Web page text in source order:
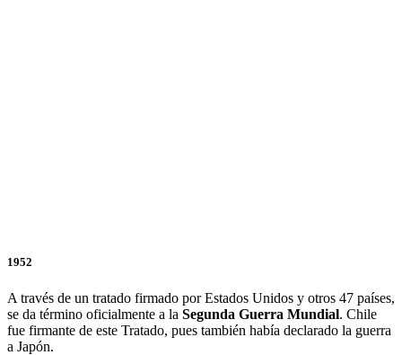
1952
A través de un tratado firmado por Estados Unidos y otros 47 países,
se da término oficialmente a la Segunda Guerra Mundial. Chile
fue firmante de este Tratado, pues también había declarado la guerra
a Japón.